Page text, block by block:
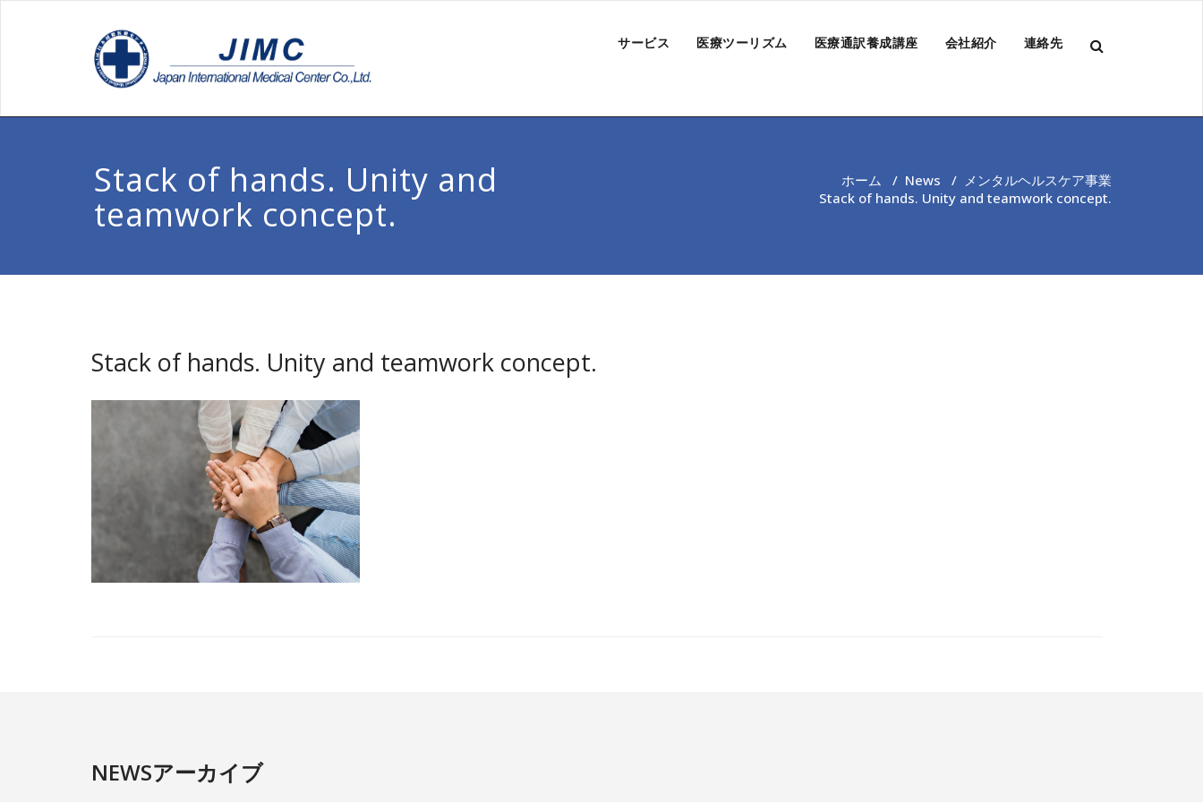
サービス 医療ツーリズム 医療通訳養成講座 会社紹介 連絡先
Stack of hands. Unity and
teamwork concept.
ホーム / News / メンタルヘルスケア事業
Stack of hands. Unity and teamwork concept.
Stack of hands. Unity and teamwork concept.
NEWSアーカイブ